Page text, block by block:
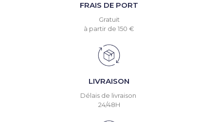
FRAIS DE PORT
Gratuit
à partir de 150 €
LIVRAISON
Délais de livraison
24/48H